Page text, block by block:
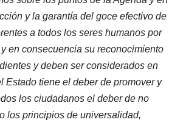
y la garantía del goce efectivo de
a todos los seres humanos por
en consecuencia su reconocimiento
y deben ser considerados en
Estado tiene el deber de promover y
los ciudadanos el deber de no
los principios de universalidad,